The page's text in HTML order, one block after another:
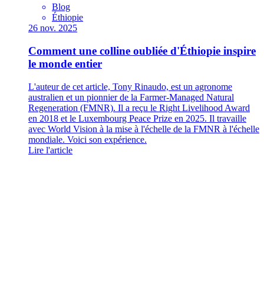
Blog
Éthiopie
26 nov. 2025
Comment une colline oubliée d'Éthiopie inspire
le monde entier
L'auteur de cet article, Tony Rinaudo, est un agronome
australien et un pionnier de la Farmer-Managed Natural
Regeneration (FMNR). Il a reçu le Right Livelihood Award
en 2018 et le Luxembourg Peace Prize en 2025. Il travaille
avec World Vision à la mise à l'échelle de la FMNR à l'échelle
mondiale. Voici son expérience.
Lire l'article